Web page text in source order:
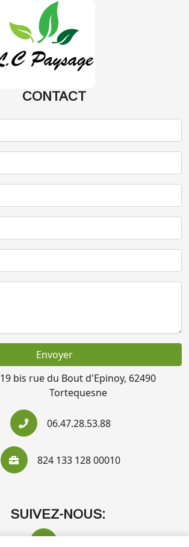
CONTACT
Envoyer
19 bis rue du Bout d'Epinoy, 62490
Tortequesne
06.47.28.53.88
824 133 128 00010
SUIVEZ-NOUS: